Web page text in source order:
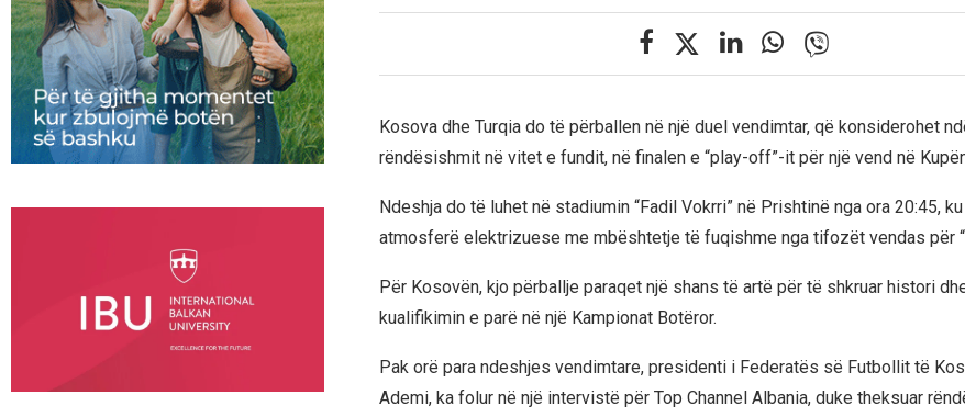
Kosova dhe Turqia do të përballen në një duel vendimtar, që konsiderohet
rëndësishmit në vitet e fundit, në finalen e “play-off”-it për një vend në
Ndeshja do të luhet në stadiumin “Fadil Vokrri” në Prishtinë nga ora 20:45,
atmosferë elektrizuese me mbështetje të fuqishme nga tifozët vendas për
Për Kosovën, kjo përballje paraqet një shans të artë për të shkruar histori
kualifikimin e parë në një Kampionat Botëror.
Pak orë para ndeshjes vendimtare, presidenti i Federatës së Futbollit të
Ademi, ka folur në një intervistë për Top Channel Albania, duke theksuar